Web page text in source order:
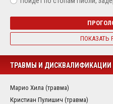
ПОКАЗАТЬ
ТРАВМЫ И ДИСКВАЛИФИКАЦИИ
Марио Хила (травма)
Кристиан Пулишич (травма)